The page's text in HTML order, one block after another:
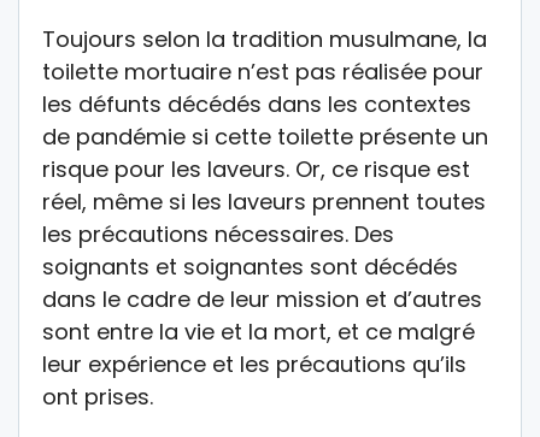
Toujours selon la tradition musulmane, la
toilette mortuaire n’est pas réalisée pour
les défunts décédés dans les contextes
de pandémie si cette toilette présente un
risque pour les laveurs. Or, ce risque est
réel, même si les laveurs prennent toutes
les précautions nécessaires. Des
soignants et soignantes sont décédés
dans le cadre de leur mission et d’autres
sont entre la vie et la mort, et ce malgré
leur expérience et les précautions qu’ils
ont prises.